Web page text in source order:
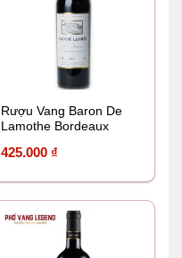
Rượu Vang Baron De
Lamothe Bordeaux
425.000 ₫